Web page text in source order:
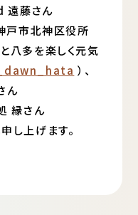
遠藤さん
神戸市北神区役所
八多を楽しく元気
）、
ん
縁さん
し上げます。